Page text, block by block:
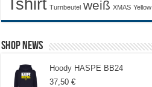
Tshirt Turnbeutel weiß XMAS Yellow
Shop News
Hoody HASPE BB24
37,50€